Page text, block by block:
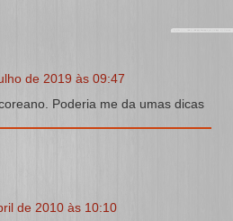
de 2019 às 09:47
Poderia me da umas dicas
de 2010 às 10:10